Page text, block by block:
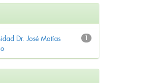
1
Dr. José Matías